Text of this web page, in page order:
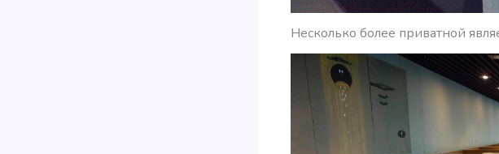
Несколько более приватной